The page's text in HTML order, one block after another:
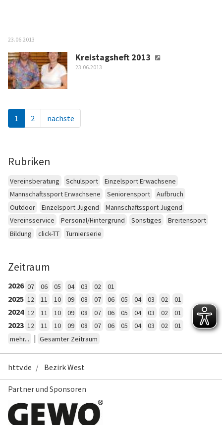
23.06.2013
Kreistagsheft 2013
23.06.2013
1 2 nächste
Rubriken
Vereinsberatung Schulsport
Einzelsport Erwachsene
Mannschaftssport Erwachsene
Seniorensport
Aufbruch
Outdoor
Einzelsport Jugend
Mannschaftssport Jugend
Vereinsservice
Personal/Hintergrund Sonstiges
Breitensport
Bildung
click-TT Turnierserie
Zeitraum
2026 07 06 05 04 03 02 01
2025 12 11 10 09 08 07 06 05 04 03 02 01
2024 12 11 10 09 08 07 06 05 04 03 02 01
2023 12 11 10 09 08 07 06 05 04 03 02
01
mehr...
| Gesamter Zeitraum
httv.de Bezirk West
Partner und Sponsoren